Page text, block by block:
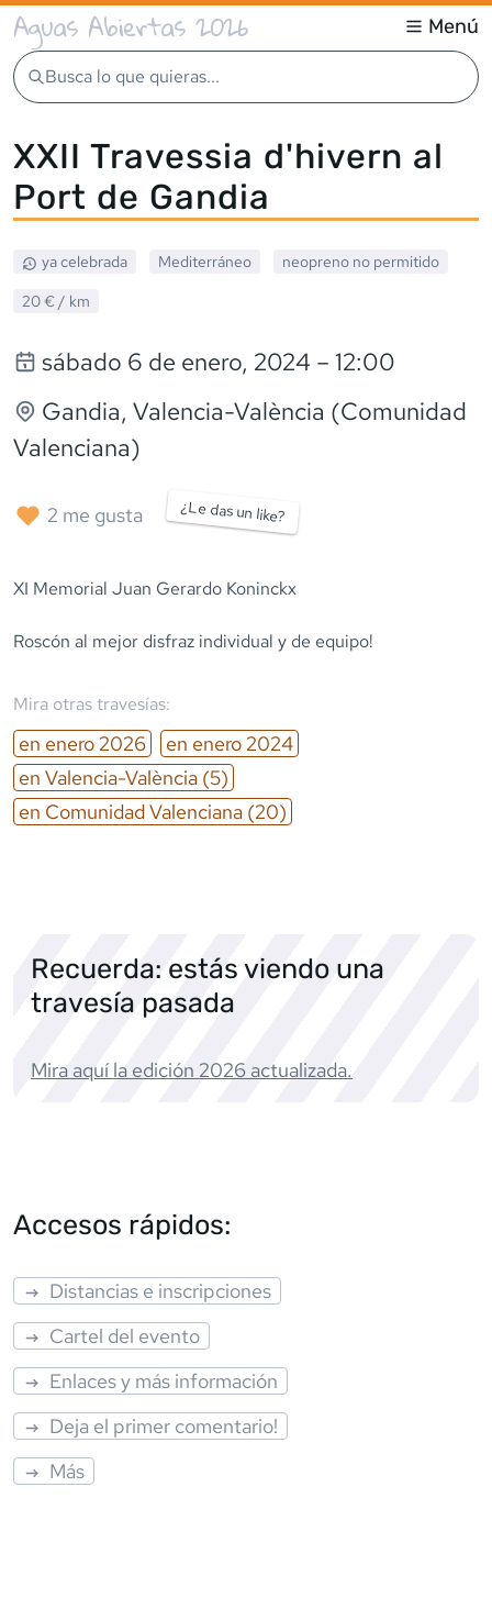
Aguas Abiertas 2026 Menú
Busca lo que quieras...
XXII Travessia d'hivern al
Port de Gandia
ya celebrada Mediterráneo neopreno no permitido
20 € / km
sábado 6 de enero, 2024 – 12:00
Gandia, Valencia-València (Comunidad
Valenciana)
2 me gusta ¿Le das un like?
XI Memorial Juan Gerardo Koninckx
Roscón al mejor disfraz individual y de equipo!
Mira otras travesías:
en enero 2026 en enero 2024
en Valencia-València (5)
en Comunidad Valenciana (20)
Recuerda: estás viendo una
travesía pasada
Mira aquí la edición 2026 actualizada.
Accesos rápidos:
Distancias e inscripciones
Cartel del evento
Enlaces y más información
Deja el primer comentario!
Más